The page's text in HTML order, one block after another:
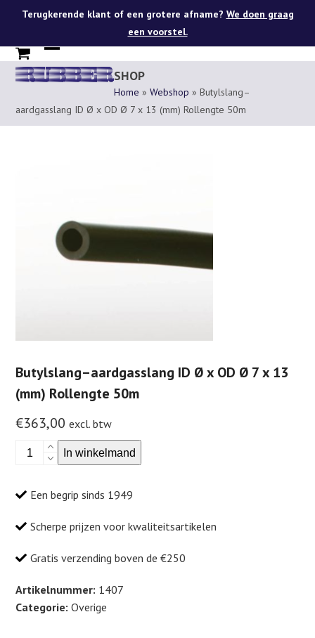
content
Terugkerende klant of een grotere afname? We doen graag
een voorstel.
Open
mobile
Close
mobile
SHOP
Home »Webshop »Butylslang–
aardgasslang ID Ø x OD Ø 7 x 13 (mm) Rollengte 50m
Butylslang–aardgasslang ID Ø x OD Ø 7 x 13
(mm) Rollengte 50m
€363,00 excl. btw
Butylslang–
aardgasslang
Ø
Ø
x
13
In winkelmand
Een begrip sinds 1949
Scherpe prijzen voor kwaliteitsartikelen
Gratis verzending boven de €250
Artikelnummer: 1407
Categorie:Overige